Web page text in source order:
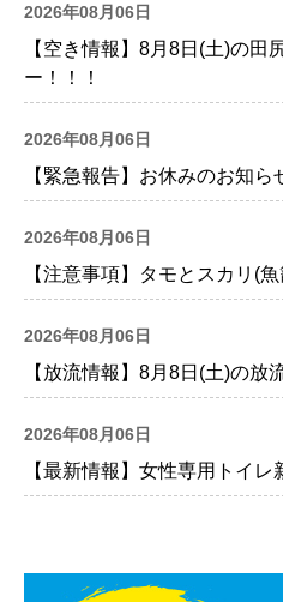
2026年08月06日
【空き情報】8月8日(土)の田
ー！！！
2026年08月06日
【緊急報告】お休みのお知ら
2026年08月06日
【注意事項】タモとスカリ(
2026年08月06日
【放流情報】8月8日(土)の放
2026年08月06日
【最新情報】女性専用トイレ